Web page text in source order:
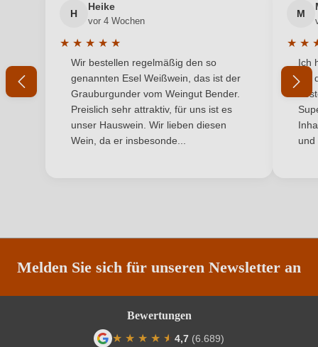
0,75 L
2022
Land Italien
Antipasti, Fisch
DOC
Ihre E-Mail-Adresse
Ihr Passwort
Ich habe mein Passwort vergessen
H
Heike
vor 4 Wochen
★ ★ ★ ★ ★
Durchschnittliche Bewertung von 5 von 5 Sternen
Wir bestellen regelmäßig den so
genannten Esel Weißwein, das ist der
Grauburgunder vom Weingut Bender.
Preislich sehr attraktiv, für uns ist es
unser Hauswein. Wir lieben diesen
Wein, da er insbesonde...
M
★ ★
Ich
mit
und
Melden Sie sich für unseren Newsletter an
Bewertungen
★ ★ ★ ★ ★
★ 4,7 (6.689)